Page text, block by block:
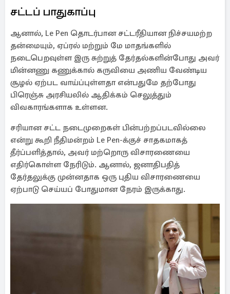
சட்டப் பாதுகாப்பு
ஆனால், Le Pen தொடர்பான சட்டரீதியான நிச்சயமற்ற
தன்மையும், ஏப்ரல் மற்றும் மே மாதங்களில்
நடைபெறவுள்ள இரு சுற்றுத் தேர்தல்களின்போது அவர்
மின்னணு கணுக்கால் கருவியை அணிய வேண்டிய
சூழல் ஏற்பட வாய்ப்புள்ளதா என்பதுமே தற்போது
பிரெஞ்சு அரசியலில் ஆதிக்கம் செலுத்தும்
விவகாரங்களாக உள்ளன.
சரியான சட்ட நடைமுறைகள் பின்பற்றப்படவில்லை
என்று கூறி நீதிமன்றம் Le Pen-க்குச் சாதகமாகத்
தீர்ப்பளித்தால், அவர் மற்றொரு விசாரணையை
எதிர்கொள்ள நேரிடும். ஆனால், ஜனாதிபதித்
தேர்தலுக்கு முன்னதாக ஒரு புதிய விசாரணையை
ஏற்பாடு செய்யப் போதுமான நேரம் இருக்காது.